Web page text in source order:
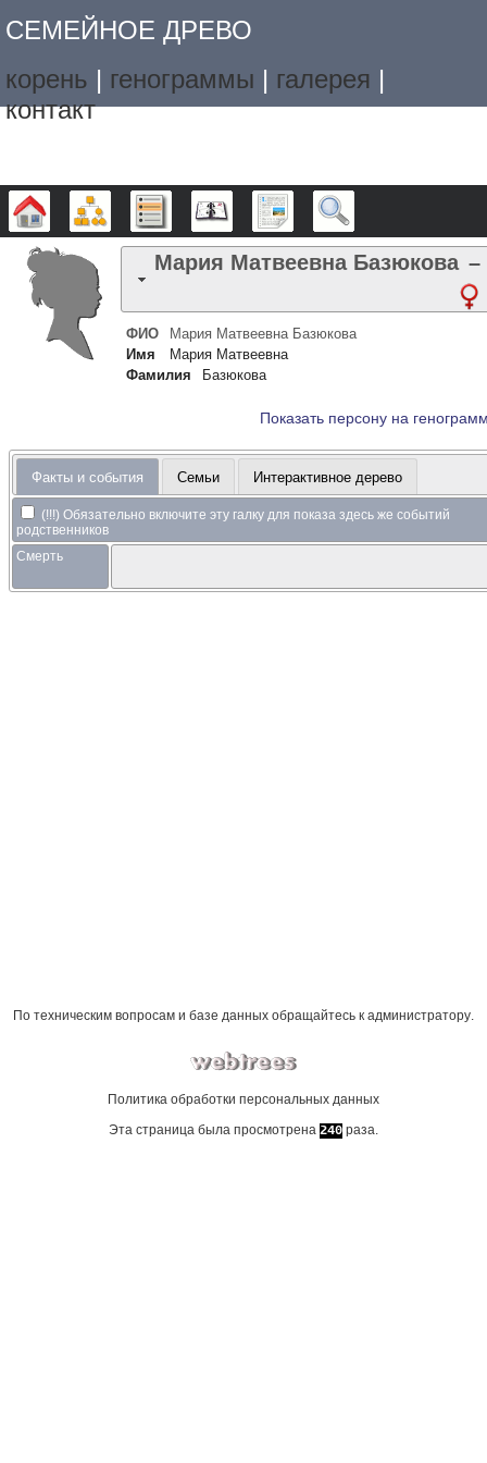
СЕМЕЙНОЕ ДРЕВО
корень | генограммы | галерея |
контакт
Дерево Графики Списки Календарь Отчёты
Мария Матвеевна Базюкова –
ФИО Мария Матвеевна Базюкова
Имя
Мария Матвеевна
Фамилия
Базюкова
Показать персону на
Факты и события Семьи Интерактивное дерево
(!!!) Обязательно включите эту галку для показа здесь же событий
родственников
Смерть
По техническим вопросам и базе данных обращайтесь к администратору.
Политика обработки персональных данных
Эта страница была просмотрена 240 раза.